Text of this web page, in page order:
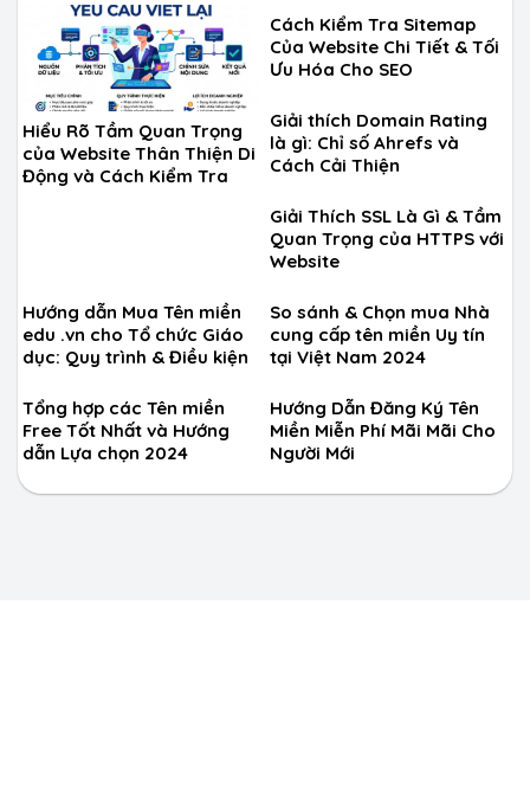
Hiểu Rõ Tầm Quan Trọng
của Website Thân Thiện Di
Động và Cách Kiểm Tra
Cách Kiểm Tra Sitemap
Của Website Chi Tiết & Tối
Ưu Hóa Cho SEO
Giải thích Domain Rating
là gì: Chỉ số Ahrefs và
Cách Cải Thiện
Giải Thích SSL Là Gì & Tầm
Quan Trọng của HTTPS với
Website
Hướng dẫn Mua Tên miền
edu .vn cho Tổ chức Giáo
dục: Quy trình & Điều kiện
So sánh & Chọn mua Nhà
cung cấp tên miền Uy tín
tại Việt Nam 2024
Tổng hợp các Tên miền
Free Tốt Nhất và Hướng
dẫn Lựa chọn 2024
Hướng Dẫn Đăng Ký Tên
Miền Miễn Phí Mãi Mãi Cho
Người Mới